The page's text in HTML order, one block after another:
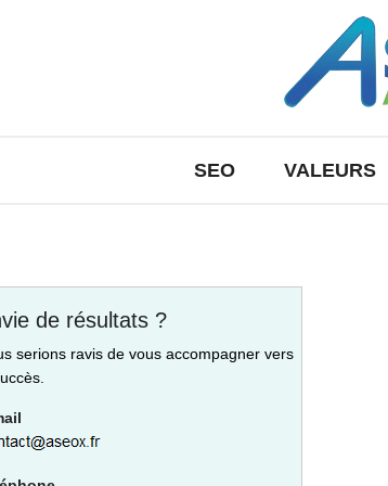
SEO VALEURS
de résultats ?
serions ravis de vous accompagner vers